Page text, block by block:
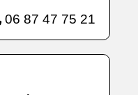
06 87 47 75 21